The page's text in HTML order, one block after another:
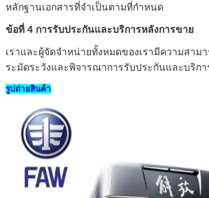
หลักฐานเอกสารที่จำเป็นตามที่กำหนด
ข้อที่ 4 การรับประกันและบริการหลังการขาย
เราและผู้จัดจำหน่ายทั้งหมดของเรามีความสาม
ระมัดระวังและพิจารณาการรับประกันและบริกา
รูปถ่ายสินค้า